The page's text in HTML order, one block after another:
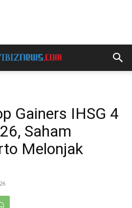
Gainers IHSG 4
Saham
Melonjak